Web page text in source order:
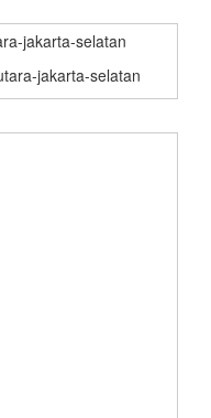
jakarta-selatan